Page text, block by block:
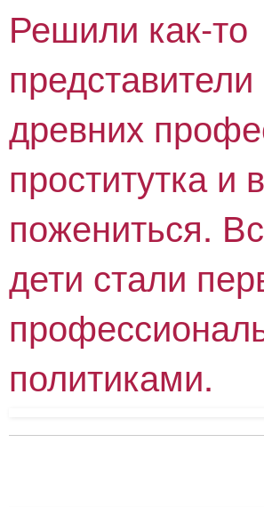
Решили как-то
древних
проститутка и
пожениться.
дети стали
политиками.